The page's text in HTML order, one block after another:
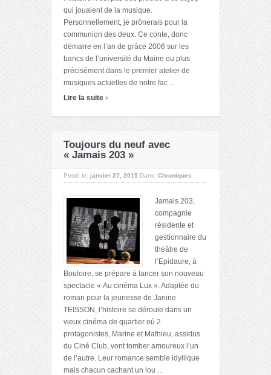
qui jouaient de la musique.
Personnellement, je prônerais pour la
communion des deux. Ce conte, donc
démarre en l’an de grâce 2006 sur les
bancs de l’université du Maine ou plus
précisément dans le premier atelier de
musiques actuelles de notre fac ...
Lire la suite ›
Toujours du neuf avec
« Jamais 203 »
Posté le: janvier 27, 2015 Dans: Chroniques
Jamais 203,
compagnie
résidente et
gestionnaire du
théâtre de
l’Epidaure, à
Bouloire, se prépare à lancer son nouveau
spectacle « Au cinéma Lux ». Adaptée du
roman pour la jeunesse de Janine
TEISSON, l’histoire se déroule dans un
vieux cinéma de quartier où 2
protagonistes, Marine et Mathieu, assidus
du Ciné Club, vont tomber amoureux l’un
de l’autre. Leur romance semble idyllique
mais chacun cachant un lou ...